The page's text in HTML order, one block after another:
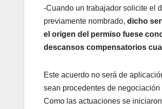
-Cuando un trabajador solicite el
previamente nombrado, dicho
el origen del permiso fuese
descansos compensatorios
Este acuerdo no será de
sean procedentes de
Como las actuaciones se